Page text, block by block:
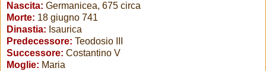
Nascita: Germanicea, 675 circa
Morte: 18 giugno 741
Dinastia: Isaurica
Predecessore: Teodosio III
Successore: Costantino V
Moglie: Maria